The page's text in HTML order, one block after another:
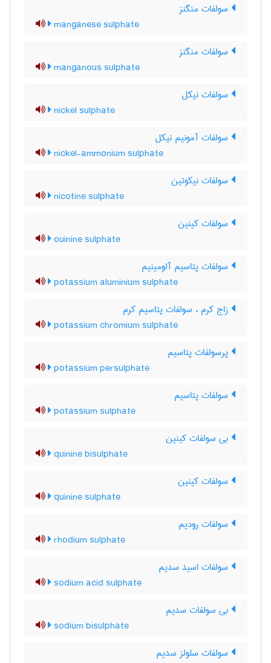
سولفات منگنز
manganese sulphate
سولفات منگنز
manganous sulphate
سولفات نیکل
nickel sulphate
سولفات آمونیم نیکل
nickel-ammonium sulphate
سولفات نیکوتین
nicotine sulphate
سولفات کینین
ouinine sulphate
سولفات پتاسیم آلومینیم
potassium aluminium sulphate
زاج کرم ، سولفات پتاسیم کرم
potassium chromium sulphate
پرسولفات پتاسیم
potassium persulphate
سولفات پتاسیم
potassium sulphate
بی سولفات کینین
quinine bisulphate
سولفات کینین
quinine sulphate
سولفات رودیم
rhodium sulphate
سولفات اسید سدیم
sodium acid sulphate
بی سولفات سدیم
sodium bisulphate
سولفات سلولز سدیم